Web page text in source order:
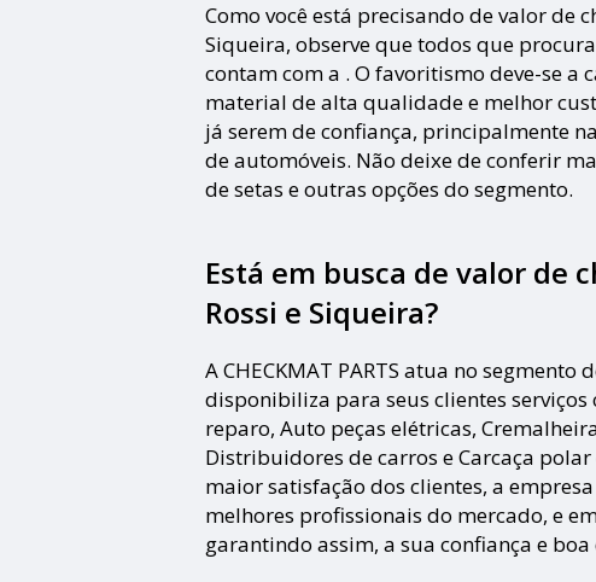
Como você está precisando de valor de
Siqueira, observe que todos que
contam com a . O favoritismo deve-se a
material de alta qualidade e melhor
já serem de confiança, principalmente
de automóveis. Não deixe de conferir
de setas e outras opções do segmento.
Está em busca de valor de
Rossi e Siqueira?
A CHECKMAT PARTS atua no segmento
disponibiliza para seus clientes serviços
reparo, Auto peças elétricas,
Distribuidores de carros e Carcaça
maior satisfação dos clientes, a
melhores profissionais do mercado, e
garantindo assim, a sua confiança e